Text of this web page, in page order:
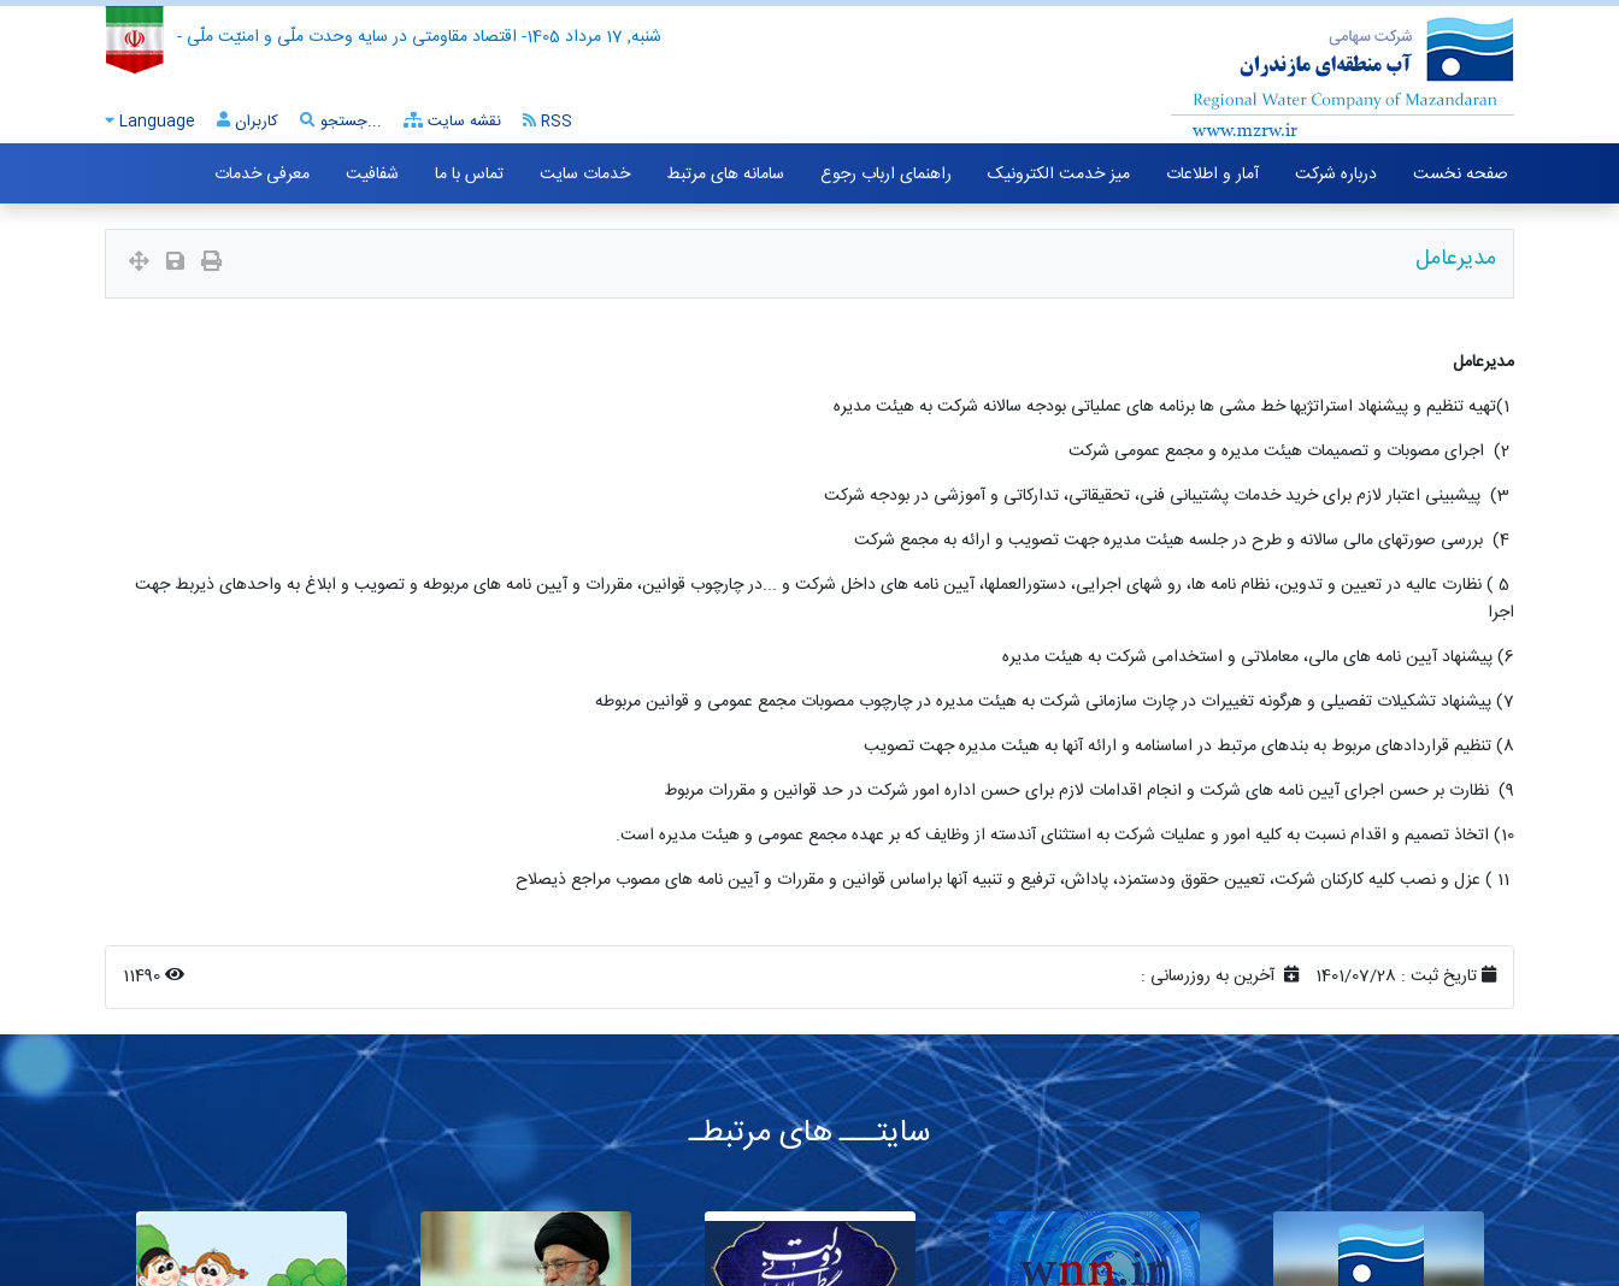
- اقتصاد مقاومتی در سایه وحدت ملّی و امنیّت ملّی - شنبه, 17 مرداد 1405
Language کاربران جستجو... نقشه سایت RSS
صفحه نخست درباره شرکت آمار و اطلاعات میز خدمت الکترونیک راهنمای ارباب رجوع سامانه های مرتبط خدمات سایت تماس با ما شفافیت معرفی خدمات
مدیرعامل
مدیرعامل
(1تهیه تنظیم و پیشنهاد استراتژیها خط مشی ها برنامه های عملیاتی بودجه سالانه شرکت به هیئت مدیره
(2 اجرای مصوبات و تصمیمات هیئت مدیره و مجمع عمومی شرکت
(3 پیشبینی اعتبار لازم برای خرید خدمات پشتیبانی فنی، تحقیقاتی، تدارکاتی و آموزشی در بودجه شرکت
(4 بررسی صورتهای مالی سالانه و طرح در جلسه هیئت مدیره جهت تصویب و ارائه به مجمع شرکت
5 ) نظارت عالیه در تعیین و تدوین، نظام نامه ها، رو شهای اجرایی، دستورالعملها، آیین نامه های داخل شرکت و ...در چارچوب قوانین، مقررات و آیین نامه های مربوطه و تصویب و ابلاغ به واحدهای ذیربط جهت
اجرا
6) پیشنهاد آیین نامه های مالی، معاملاتی و استخدامی شرکت به هیئت مدیره
7) پیشنهاد تشکیلات تفصیلی و هرگونه تغییرات در چارت سازمانی شرکت به هیئت مدیره در چارچوب مصوبات مجمع عمومی و قوانین مربوطه
8) تنظیم قراردادهای مربوط به بندهای مرتبط در اساسنامه و ارائه آنها به هیئت مدیره جهت تصویب
(9 نظارت بر حسن اجرای آیین نامه های شرکت و انجام اقدامات لازم برای حسن اداره امور شرکت در حد قوانین و مقررات مربوط
(10 اتخاذ تصمیم و اقدام نسبت به کلیه امور و عملیات شرکت به استثنای آندسته از وظایف که بر عهده مجمع عمومی و هیئت مدیره است.
11 ) عزل و نصب کلیه کارکنان شرکت، تعیین حقوق ودستمزد، پاداش، ترفیع و تنبیه آنها براساس قوانین و مقررات و آیین نامه های مصوب مراجع ذیصلاح
تاریخ ثبت : 1401/07/28 آخرین به روزرسانی : 11490
سایتـــ های مرتبطـ